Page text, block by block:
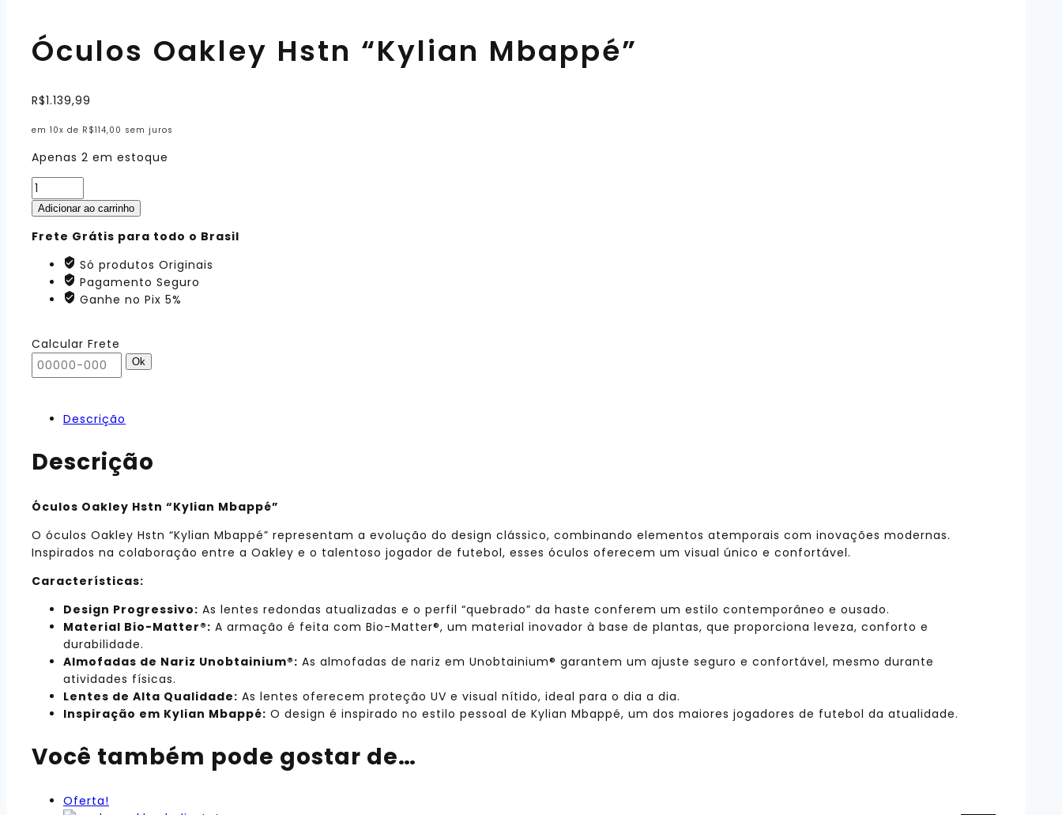
Óculos Oakley Hstn “Kylian Mbappé”
R$1.139,99
em 10x de R$114,00 sem juros
Apenas 2 em estoque
Óculos
Oakley
Hstn
"Kylian
Mbappé"
quantidade
Adicionar ao carrinho
Frete Grátis para todo o Brasil
Só produtos Originais
Pagamento Seguro
Ganhe no Pix 5%
Calcular Frete
Ok
Descrição
Descrição
Óculos Oakley Hstn “Kylian Mbappé”
O óculos Oakley Hstn “Kylian Mbappé” representam a evolução do design clássico, combinando elementos atemporais com inovações modernas.
Inspirados na colaboração entre a Oakley e o talentoso jogador de futebol, esses óculos oferecem um visual único e confortável.
Características:
Design Progressivo: As lentes redondas atualizadas e o perfil “quebrado” da haste conferem um estilo contemporâneo e ousado.
Material Bio-Matter®: A armação é feita com Bio-Matter®, um material inovador à base de plantas, que proporciona leveza, conforto e
durabilidade.
Almofadas de Nariz Unobtainium®: As almofadas de nariz em Unobtainium® garantem um ajuste seguro e confortável, mesmo durante
atividades físicas.
Lentes de Alta Qualidade: As lentes oferecem proteção UV e visual nítido, ideal para o dia a dia.
Inspiração em Kylian Mbappé: O design é inspirado no estilo pessoal de Kylian Mbappé, um dos maiores jogadores de futebol da atualidade.
Você também pode gostar de…
Oferta!